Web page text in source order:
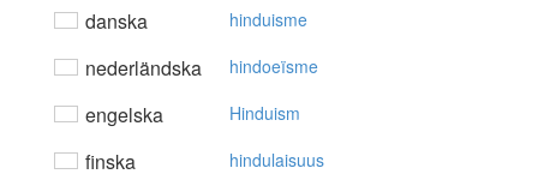
danska hinduisme
nederländska hindoeïsme
engelska Hinduism
finska hindulaisuus